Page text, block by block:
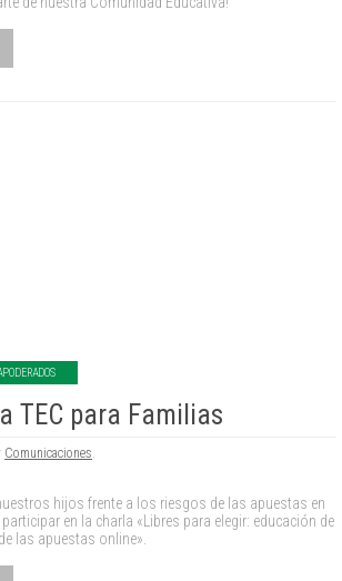
TEC para Familias
Comunicaciones.
hijos frente a los riesgos de las apuestas en
en la charla «Libres para elegir: educación de
las apuestas online».